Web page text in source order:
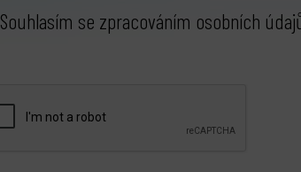
Souhlasím se zpracováním osobních